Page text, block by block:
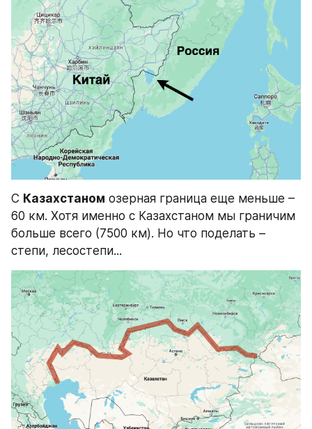
С Казахстаном озерная граница еще меньше –
60 км. Хотя именно с Казахстаном мы граничим
больше всего (7500 км). Но что поделать –
степи, лесостепи...